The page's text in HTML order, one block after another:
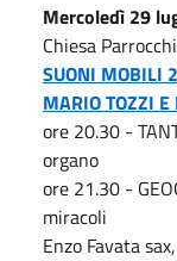
Mercoledì 29
Chiesa
SUONI MOBILI
MARIO TOZZI E
ore 20.30 -
organo
ore 21.30 -
miracoli
Enzo Favata